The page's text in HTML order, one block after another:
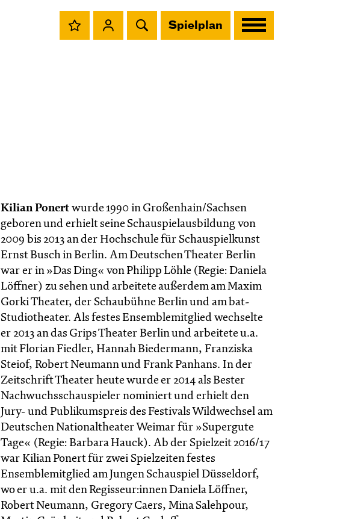
Spielplan
Kilian Ponertwurde 1990 in Großenhain/Sachsen
geboren und erhielt seine Schauspielausbildung von
2009 bis 2013 an der Hochschule für Schauspielkunst
Ernst Busch in Berlin. Am Deutschen Theater Berlin
war er in »Das Ding« von Philipp Löhle (Regie: Daniela
Löffner) zu sehen und arbeitete außerdem am Maxim
Gorki Theater, der Schaubühne Berlin und am bat-
Studiotheater. Als festes Ensemblemitglied wechselte
er 2013 an das Grips Theater Berlin und arbeitete u.a.
mit Florian Fiedler, Hannah Biedermann, Franziska
Steiof, Robert Neumann und Frank Panhans. In der
Zeitschrift Theater heute wurde er 2014 als Bester
Nachwuchsschauspieler nominiert und erhielt den
Jury- und Publikumspreis des Festivals Wildwechsel am
Deutschen Nationaltheater Weimar für »Supergute
Tage« (Regie: Barbara Hauck). Ab der Spielzeit 2016/17
war Kilian Ponert für zwei Spielzeiten festes
Ensemblemitglied am Jungen Schauspiel Düsseldorf,
wo er u.a. mit den Regisseur:innen Daniela Löffner,
Robert Neumann, Gregory Caers, Mina Salehpour,